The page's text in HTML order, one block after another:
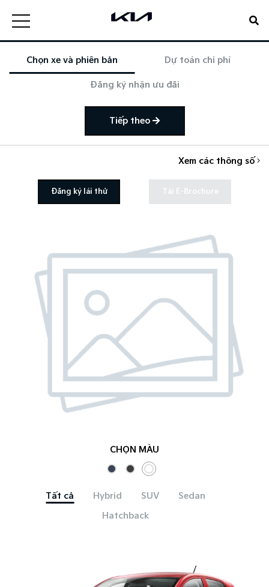
Chọn xe và phiên bản Dự toán chi phí
Đăng ký nhận ưu đãi
Tiếp theo
Xem các thông số
Đăng ký lái thử Tải E-Brochure
CHỌN MÀU
Tất cả Hybrid SUV
Sedan
Hatchback